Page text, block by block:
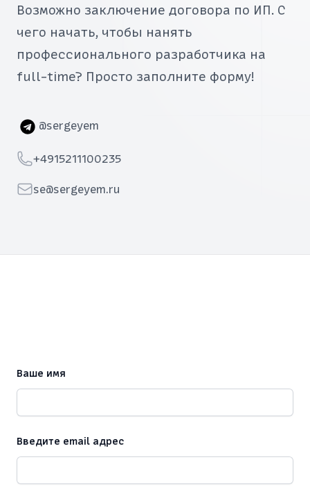
Возможно заключение договора по ИП. С
чего начать, чтобы нанять
профессионального разработчика на
full-time? Просто заполните форму!
Telegram
@sergeyem
Telephone
+4915211100235
Emailse@sergeyem.ru
Ваше имя
Введите email адрес